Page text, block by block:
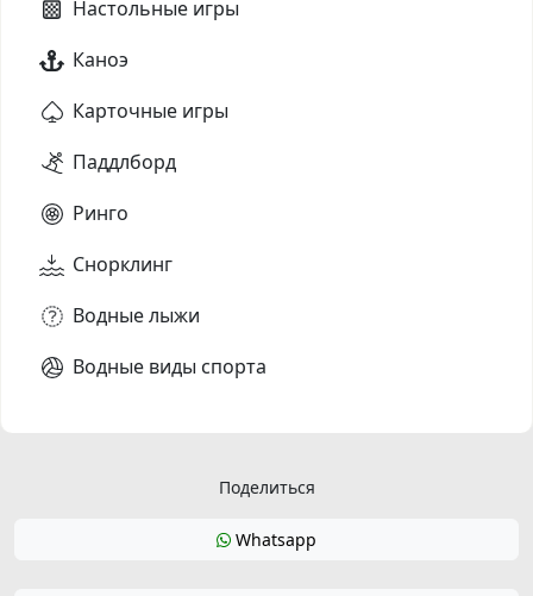
Настольные игры
Каноэ
Карточные игры
Паддлборд
Ринго
Снорклинг
Водные лыжи
Водные виды спорта
Поделиться
Whatsapp